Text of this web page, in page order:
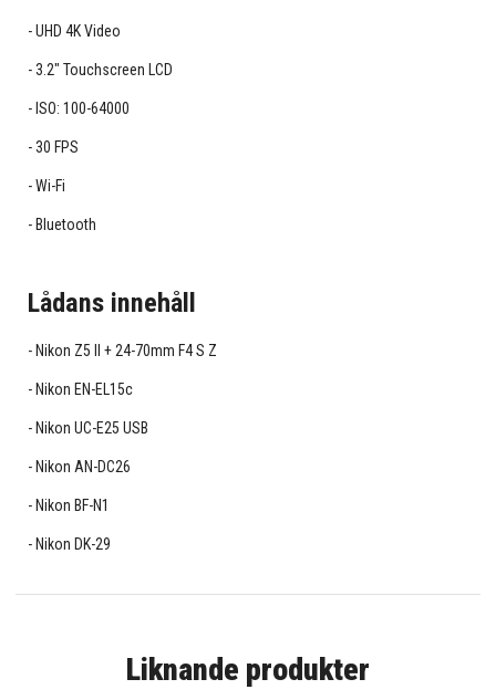
UHD 4K Video
3.2" Touchscreen LCD
ISO: 100-64000
30 FPS
Wi-Fi
Bluetooth
Lådans innehåll
Nikon Z5 II + 24-70mm F4 S Z
Nikon EN-EL15c
Nikon UC-E25 USB
Nikon AN-DC26
Nikon BF-N1
Nikon DK-29
Liknande produkter